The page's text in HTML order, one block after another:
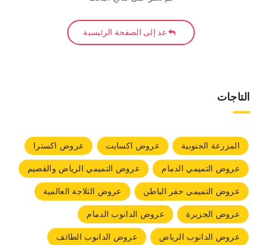
عد إلى الصفحة الرئيسية
التاجات
المزرعة الجنوبية عروض اكسايت
عروض اكسترا
عروض التميمي الدمام
عروض التميمي الرياض والقصيم
عروض التميمي حفر الباطن
عروض الثلاجة العالمية
عروض الجزيرة
عروض الدانوب الدمام
عروض الدانوب الرياض
عروض الدانوب الطائف